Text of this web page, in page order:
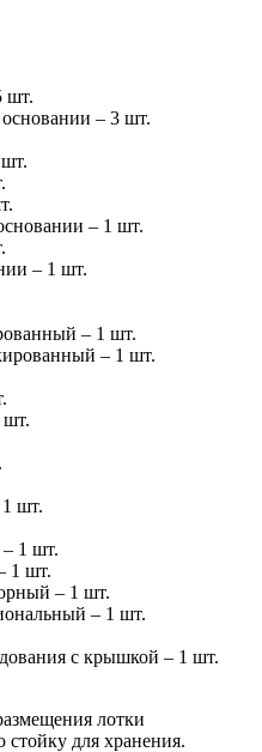
шт.
– 3 шт.
– 1 шт.
– 1 шт.
– 1 шт.
– 1 шт.
шт.
шт.
1 шт.
1 шт.
– 1 шт.
– 1 шт.
с крышкой – 1 шт.
лотки
стойку для хранения.